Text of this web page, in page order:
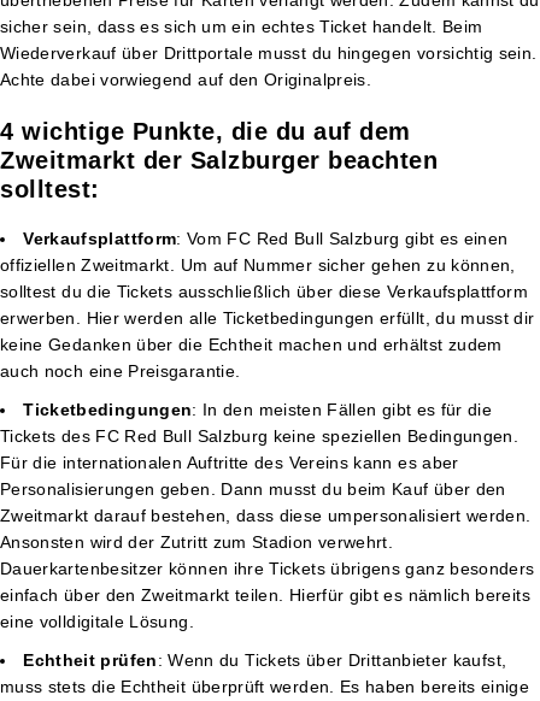
sicher sein, dass es sich um ein echtes Ticket handelt. Beim
Wiederverkauf über Drittportale musst du hingegen vorsichtig sein.
Achte dabei vorwiegend auf den Originalpreis.
4 wichtige Punkte, die du auf dem
Zweitmarkt der Salzburger beachten
solltest:
Verkaufsplattform: Vom FC Red Bull Salzburg gibt es einen
offiziellen Zweitmarkt. Um auf Nummer sicher gehen zu können,
solltest du die Tickets ausschließlich über diese Verkaufsplattform
erwerben. Hier werden alle Ticketbedingungen erfüllt, du musst dir
keine Gedanken über die Echtheit machen und erhältst zudem
auch noch eine Preisgarantie.
Ticketbedingungen: In den meisten Fällen gibt es für die
Tickets des FC Red Bull Salzburg keine speziellen Bedingungen.
Für die internationalen Auftritte des Vereins kann es aber
Personalisierungen geben. Dann musst du beim Kauf über den
Zweitmarkt darauf bestehen, dass diese umpersonalisiert werden.
Ansonsten wird der Zutritt zum Stadion verwehrt.
Dauerkartenbesitzer können ihre Tickets übrigens ganz besonders
einfach über den Zweitmarkt teilen. Hierfür gibt es nämlich bereits
eine volldigitale Lösung.
Echtheit prüfen: Wenn du Tickets über Drittanbieter kaufst,
muss stets die Echtheit überprüft werden. Es haben bereits einige